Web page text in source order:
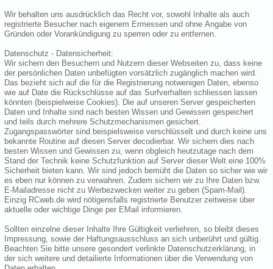
Wir behalten uns ausdrücklich das Recht vor, sowohl Inhalte als auch
registrierte Besucher nach eigenem Ermessen und ohne Angabe von
Gründen oder Vorankündigung zu sperren oder zu entfernen.
Datenschutz - Datensicherheit:
Wir sichern den Besuchern und Nutzern dieser Webseiten zu, dass keine
der persönlichen Daten unbefügten vorsätzlich zugänglich machen wird.
Das bezieht sich auf die für die Registrierung notwenigen Daten, ebenso
wie auf Date die Rückschlüsse auf das Surfverhalten schliessen lassen
könnten (beispielweise Cookies). Die auf unseren Server gespeicherten
Daten und Inhalte sind nach besten Wissen und Gewissen gespeichert
und teils durch mehrere Schutzmechanismen gesichert.
Zugangspasswörter sind beispielsweise verschlüsselt und durch keine uns
bekannte Routine auf diesen Server decodierbar. Wir sichern dies nach
besten Wissen und Gewissen zu, wenn obgleich heutzutage nach dem
Stand der Technik keine Schutzfunktion auf Server dieser Welt eine 100%
Sicherheit bieten kann. Wir sind jedoch bemüht die Daten so sicher wie wir
es eben nur können zu verwahren. Zudem sichern wir zu Ihre Daten bzw.
E-Mailadresse nicht zu Werbezwecken weiter zu geben (Spam-Mail).
Einzig RCweb.de wird nötigensfalls registrierte Benutzer zeitweise über
aktuelle oder wichtige Dinge per EMail informieren.
Sollten einzelne dieser Inhalte Ihre Gültigkeit verliehren, so bleibt dieses
Impressung, sowie der Haftungsausschluss an sich unberührt und gültig.
Beachten Sie bitte unsere gesondert verlinkte Datenschutzerklärung, in
der sich weitere und detailierte Informationen über die Verwendung von